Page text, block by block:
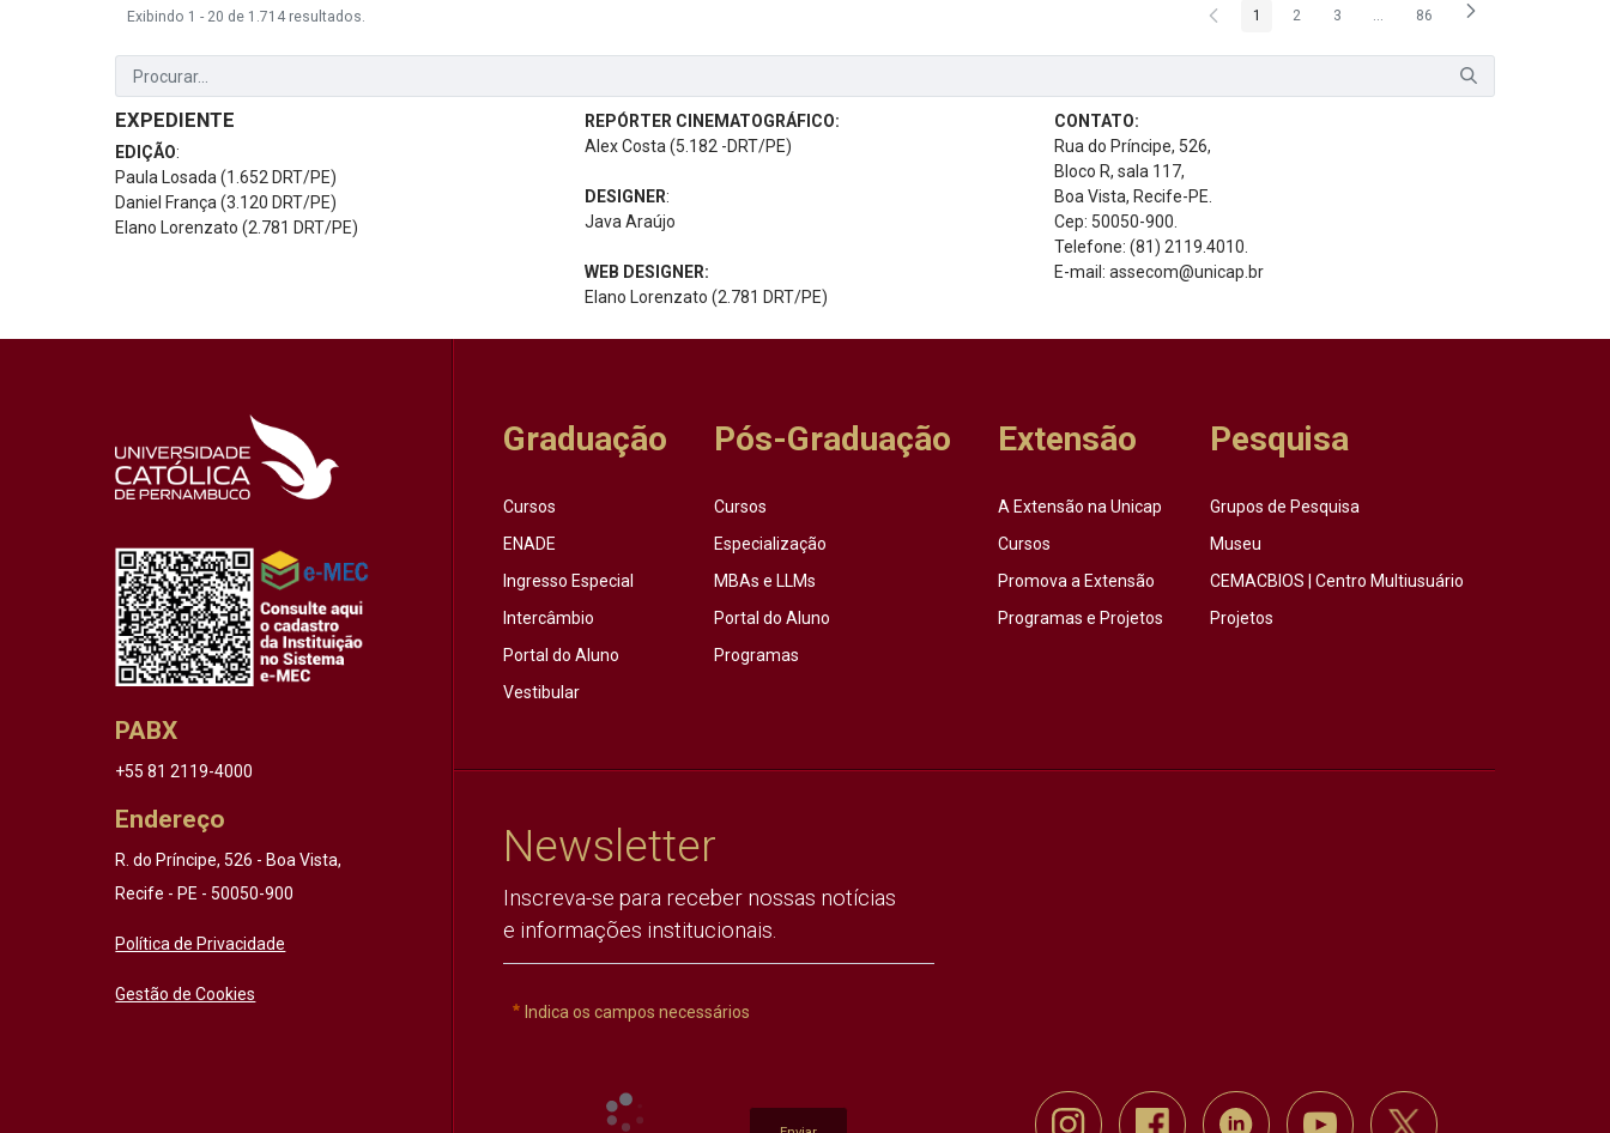
Exibindo 1 - 20 de 1.714 resultados. Página
1 Página
2 Página
3 ...Páginas intermediárias Usar ABA
Página
86
EXPEDIENTE
EDIÇÃO:
Paula Losada (1.652 DRT/PE)
Daniel França (3.120 DRT/PE)
Elano Lorenzato (2.781 DRT/PE)
REPÓRTER CINEMATOGRÁFICO:
Alex Costa (5.182 -DRT/PE)
DESIGNER:
Java Araújo
WEB DESIGNER:
Elano Lorenzato (2.781 DRT/PE)
CONTATO:
Rua do Príncipe, 526,
Bloco R, sala 117,
Boa Vista, Recife-PE.
Cep: 50050-900.
Telefone: (81) 2119.4010.
E-mail: assecom@unicap.br
PABX
+55 81 2119-4000
Endereço
R. do Príncipe, 526 - Boa Vista,
Recife - PE - 50050-900
Política de Privacidade
Gestão de Cookies
Graduação
Cursos
ENADE
Ingresso Especial
Intercâmbio
Portal do Aluno
Vestibular
Pós-Graduação
Cursos
Especialização
MBAs e LLMs
Portal do Aluno
Programas
Extensão
A Extensão na Unicap
Cursos
Promova a Extensão
Programas e Projetos
Pesquisa
Grupos de Pesquisa
Museu
CEMACBIOS | Centro Multiusuário
Projetos
Newsletter
Inscreva-se para receber nossas notícias
e informações institucionais.
Indica os campos necessários